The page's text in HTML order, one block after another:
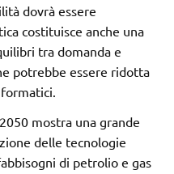
dovrà essere
costituisce anche una
tra domanda e
potrebbe essere ridotta
mostra una grande
delle tecnologie
di petrolio e gas